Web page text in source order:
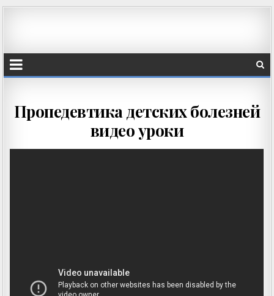
Пропедевтика детских болезней
видео уроки